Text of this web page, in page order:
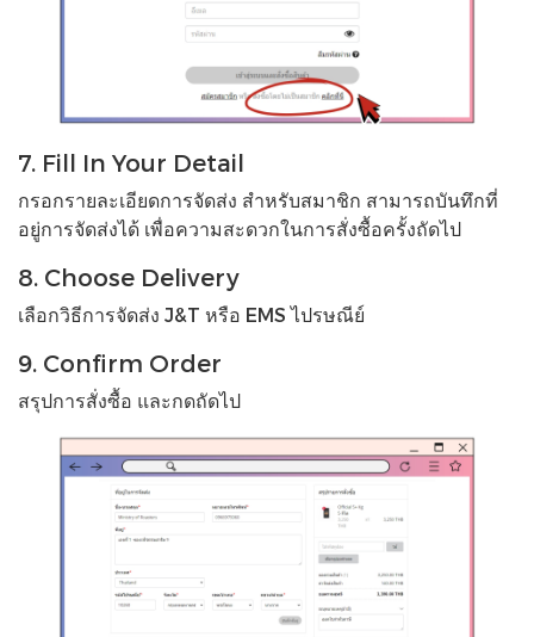
7. Fill In Your Detail
กรอกรายละเอียดการจัดส่ง สำหรับสมาชิก สามารถบันทึกที่
อยู่การจัดส่งได้ เพื่อความสะดวกในการสั่งซื้อครั้งถัดไป
8. Choose Delivery
เลือกวิธีการจัดส่ง J&T หรือ EMS ไปรษณีย์
9. Confirm Order
สรุปการสั่งซื้อ และกดถัดไป